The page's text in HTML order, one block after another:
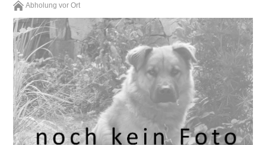
Abholung vor Ort